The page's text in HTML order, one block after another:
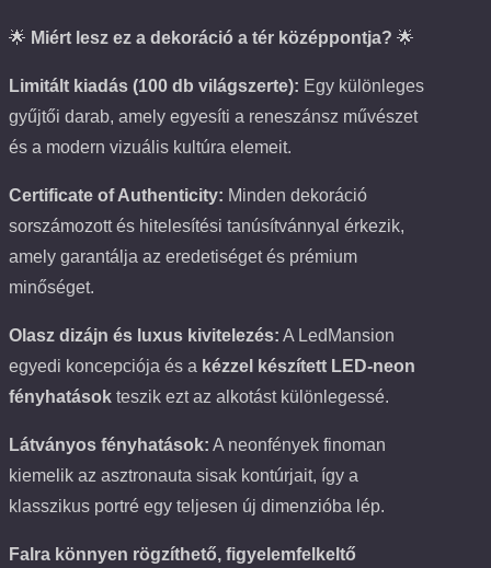
🌟 Miért lesz ez a dekoráció a tér középpontja? 🌟
Limitált kiadás (100 db világszerte): Egy különleges
gyűjtői darab, amely egyesíti a reneszánsz művészet
és a modern vizuális kultúra elemeit.
Certificate of Authenticity: Minden dekoráció
sorszámozott és hitelesítési tanúsítvánnyal érkezik,
amely garantálja az eredetiséget és prémium
minőséget.
Olasz dizájn és luxus kivitelezés: A LedMansion
egyedi koncepciója és a kézzel készített LED-neon
fényhatások teszik ezt az alkotást különlegessé.
Látványos fényhatások: A neonfények finoman
kiemelik az asztronauta sisak kontúrjait, így a
klasszikus portré egy teljesen új dimenzióba lép.
Falra könnyen rögzíthető, figyelemfelkeltő